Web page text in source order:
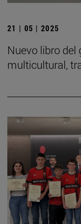
21 | 05 | 2025
Nuevo libro del
multicultural,